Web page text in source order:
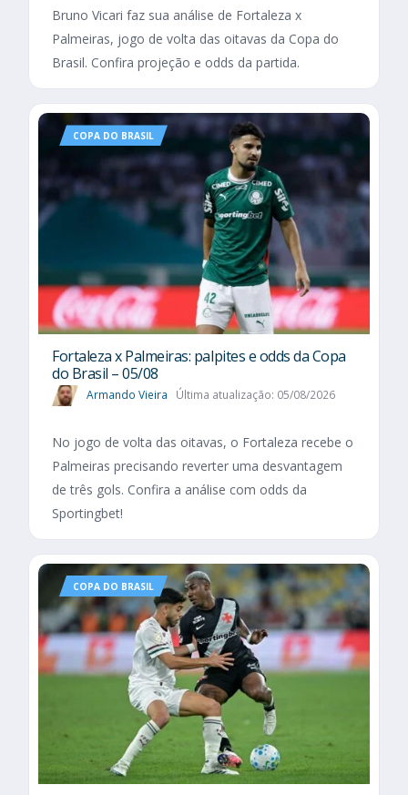
Bruno Vicari faz sua análise de Fortaleza x
Palmeiras, jogo de volta das oitavas da Copa do
Brasil. Confira projeção e odds da partida.
COPA DO BRASIL
Fortaleza x Palmeiras: palpites e odds da Copa
do Brasil – 05/08
Armando Vieira Última atualização: 05/08/2026
No jogo de volta das oitavas, o Fortaleza recebe o
Palmeiras precisando reverter uma desvantagem
de três gols. Confira a análise com odds da
Sportingbet!
COPA DO BRASIL